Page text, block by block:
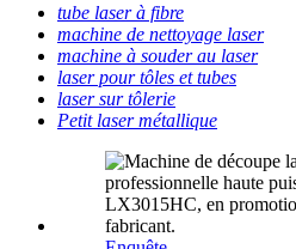
tube laser à fibre
machine de nettoyage laser
machine à souder au laser
laser pour tôles et tubes
laser sur tôlerie
Petit laser métallique